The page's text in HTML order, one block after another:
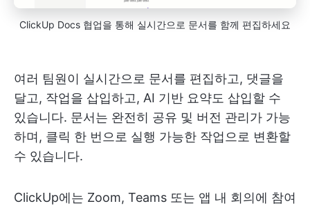
ClickUp Docs 협업을 통해 실시간으로 문서를 함께 편집하세요
여러 팀원이 실시간으로 문서를 편집하고, 댓글을
달고, 작업을 삽입하고, AI 기반 요약도 삽입할 수
있습니다. 문서는 완전히 공유 및 버전 관리가 가능
하며, 클릭 한 번으로 실행 가능한 작업으로 변환할
수 있습니다.
ClickUp에는 Zoom, Teams 또는 앱 내 회의에 참여